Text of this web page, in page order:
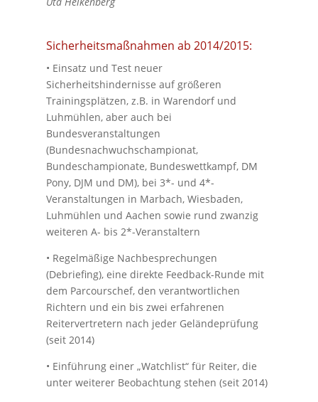
Sicherheitsmaßnahmen ab 2014/2015:
• Einsatz und Test neuer
Sicherheitshindernisse auf größeren
Trainingsplätzen, z.B. in Warendorf und
Luhmühlen, aber auch bei
Bundesveranstaltungen
(Bundesnachwuchschampionat,
Bundeschampionate, Bundeswettkampf, DM
Pony, DJM und DM), bei 3*- und 4*-
Veranstaltungen in Marbach, Wiesbaden,
Luhmühlen und Aachen sowie rund zwanzig
weiteren A- bis 2*-Veranstaltern
• Regelmäßige Nachbesprechungen
(Debriefing), eine direkte Feedback-Runde mit
dem Parcourschef, den verantwortlichen
Richtern und ein bis zwei erfahrenen
Reitervertretern nach jeder Geländeprüfung
(seit 2014)
• Einführung einer „Watchlist“ für Reiter, die
unter weiterer Beobachtung stehen (seit 2014)